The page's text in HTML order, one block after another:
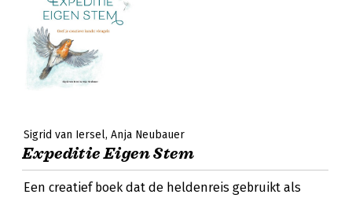
Sigrid van Iersel Anja Neubauer
Expeditie Eigen Stem
Een creatief boek dat de heldenreis gebruikt als